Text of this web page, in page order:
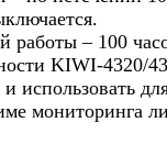
работы – 100
KIWI-4320/
использовать
мониторинга